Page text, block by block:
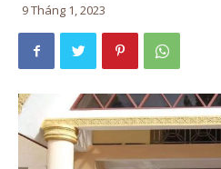
9 Tháng 1, 2023